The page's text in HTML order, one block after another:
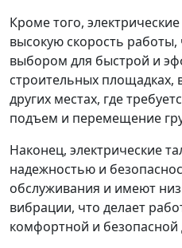
Кроме того,
высокую скорость
выбором для быстрой и
строительных площадках,
других местах, где
подъем и перемещение
Наконец, электрические
надежностью и
обслуживания и имеют
вибрации, что делает
комфортной и безопасной